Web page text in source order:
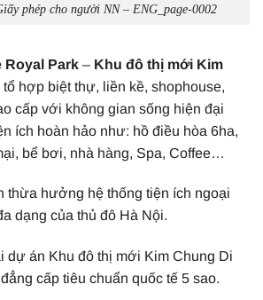
phép cho người NN – ENG_page-0002
Royal Park – Khu đô thị mới Kim
tổ hợp biệt thự, liền kề, shophouse,
cấp với không gian sống hiện đại
ích hoàn hảo như: hồ điều hòa 6ha,
bể bơi, nhà hàng, Spa, Coffee…
thừa hưởng hệ thống tiện ích ngoại
dạng của thủ đô Hà Nội.
dự án Khu đô thị mới Kim Chung Di
cấp tiêu chuẩn quốc tế 5 sao.